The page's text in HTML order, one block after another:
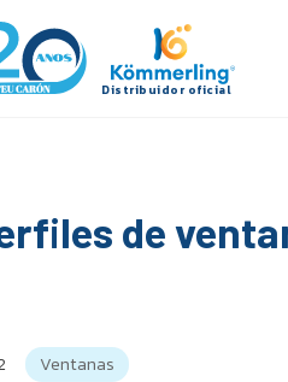
de
Ventanas